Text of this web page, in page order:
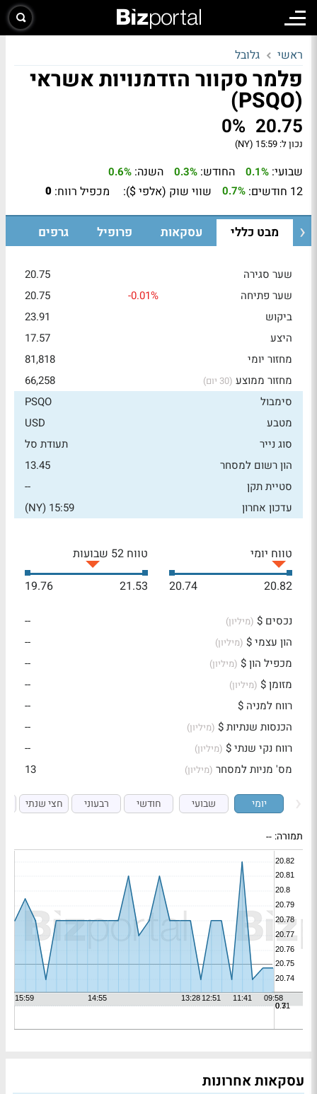
ראשי גלובל
פלמר סקוור הזדמנויות אשראי
(PSQO)
20.75
0%
נכון ל: 15:59 (NY)
שבועי: 0.1% החודש: 0.3% השנה: 0.6%
12 חודשים: 0.7% שווי שוק (אלפי $): מכפיל רווח: 0
מבט כללי עסקאות פרופיל גרפים
שער סגירה
20.75
שער פתיחה
-0.01%
20.75
ביקוש
23.91
היצע
17.57
מחזור יומי
81,818
מחזור ממוצע (30 יום)
66,258
סימבול
PSQO
מטבע
USD
סוג נייר
תעודת סל
הון רשום למסחר
13.45
סטיית תקן
--
עדכון אחרון
15:59 (NY)
טווח יומי
20.82
20.74
טווח 52 שבועות
21.53
19.76
נכסים $ (מיליון)
--
הון עצמי $ (מיליון)
--
מכפיל הון $ (מיליון)
--
מזומן $ (מיליון)
--
רווח למניה $
--
הכנסות שנתיות $ (מיליון)
--
רווח נקי שנתי $ (מיליון)
--
מס' מניות למסחר (מיליון) 13
יומי שבועי חודשי רבעוני חצי שנתי
תמורה: --
עסקאות אחרונות